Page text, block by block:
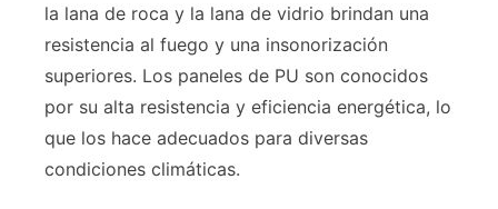
la lana de roca y la lana de vidrio brindan una
resistencia al fuego y una insonorización
superiores. Los paneles de PU son conocidos
por su alta resistencia y eficiencia energética, lo
que los hace adecuados para diversas
condiciones climáticas.